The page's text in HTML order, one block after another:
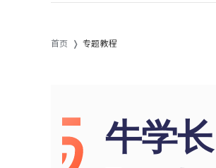
首页 专题教程